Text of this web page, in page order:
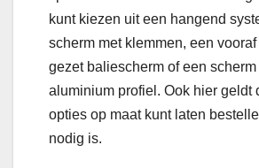
kunt kiezen uit een hangend
scherm met klemmen, een
gezet baliescherm of een
aluminium profiel. Ook hier geldt
opties op maat kunt laten
nodig is.